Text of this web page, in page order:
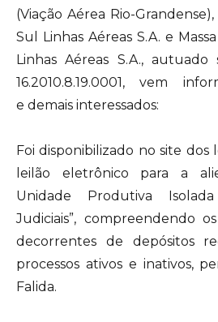
(Viação Aérea Rio-
Sul Linhas Aéreas S.A. e
Linhas Aéreas S.A.,
16.2010.8.19.0001, vem
e demais interessados:
Foi disponibilizado no site dos
leilão eletrônico para a
Unidade Produtiva
Judiciais”, compreendendo
decorrentes de depósitos
processos ativos e inativos,
Falida.